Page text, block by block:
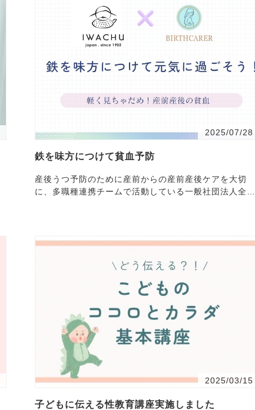
2025/07/28
鉄を味方につけて貧血予防
産後うつ予防のために産前からの産前産後ケアを大切
に、多職種連携チームで活動している一般社団法人全
2025/03/15
子どもに伝える性教育講座実施しました